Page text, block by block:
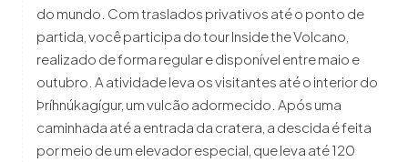
do mundo. Com traslados privativos até o ponto de
partida, você participa do tour Inside the Volcano,
realizado de forma regular e disponível entre maio e
outubro. A atividade leva os visitantes até o interior do
Þríhnúkagígur, um vulcão adormecido. Após uma
caminhada até a entrada da cratera, a descida é feita
por meio de um elevador especial, que leva até 120